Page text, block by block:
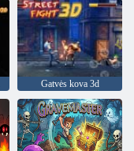
Gatvės kova 3d